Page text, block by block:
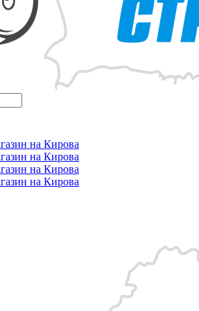
на Кирова
на Кирова
на Кирова
на Кирова